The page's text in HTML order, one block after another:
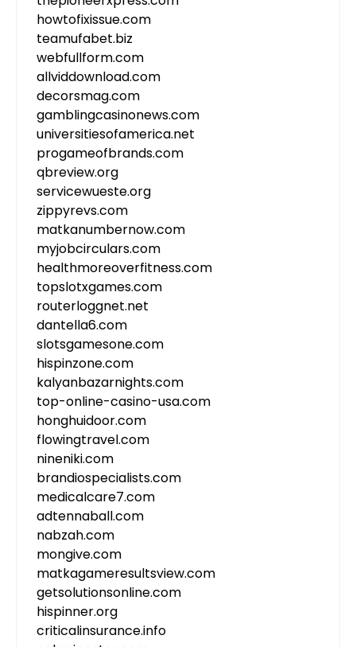
howtofixissue.com
teamufabet.biz
webfullform.com
allviddownload.com
decorsmag.com
gamblingcasinonews.com
universitiesofamerica.net
progameofbrands.com
qbreview.org
servicewueste.org
zippyrevs.com
matkanumbernow.com
myjobcirculars.com
healthmoreoverfitness.com
topslotxgames.com
routerloggnet.net
dantella6.com
slotsgamesone.com
hispinzone.com
kalyanbazarnights.com
top-online-casino-usa.com
honghuidoor.com
flowingtravel.com
nineniki.com
brandiospecialists.com
medicalcare7.com
adtennaball.com
nabzah.com
mongive.com
matkagameresultsview.com
getsolutionsonline.com
hispinner.org
criticalinsurance.info